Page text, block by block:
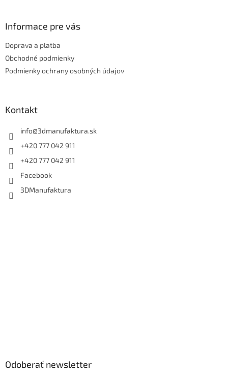
Informace pre vás
Doprava a platba
Obchodné podmienky
Podmienky ochrany osobných údajov
Kontakt
info@3dmanufaktura.sk
+420 777 042 911
+420 777 042 911
Facebook
3DManufaktura
Odoberať newsletter